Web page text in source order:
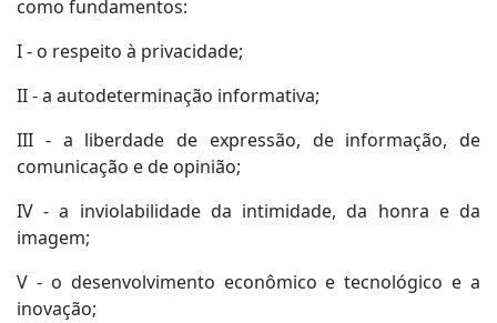
como fundamentos:
I - o respeito à privacidade;
II - a autodeterminação informativa;
III - a liberdade de expressão, de informação, de
comunicação e de opinião;
IV - a inviolabilidade da intimidade, da honra e da
imagem;
V - o desenvolvimento econômico e tecnológico e a
inovação;